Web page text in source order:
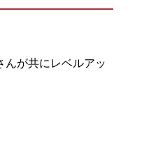
んが共にレベルアッ